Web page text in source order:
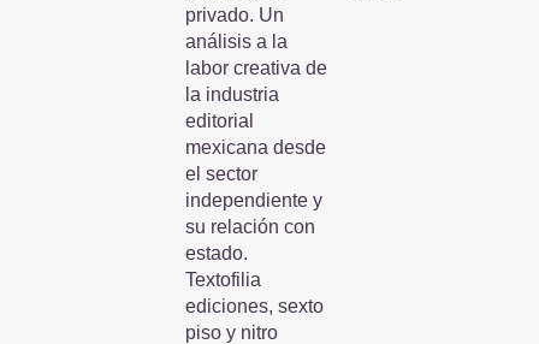
privado. Un
análisis a la
labor creativa de
la industria
editorial
mexicana desde
el sector
independiente y
su relación con
estado.
Textofilia
ediciones, sexto
piso y nitro